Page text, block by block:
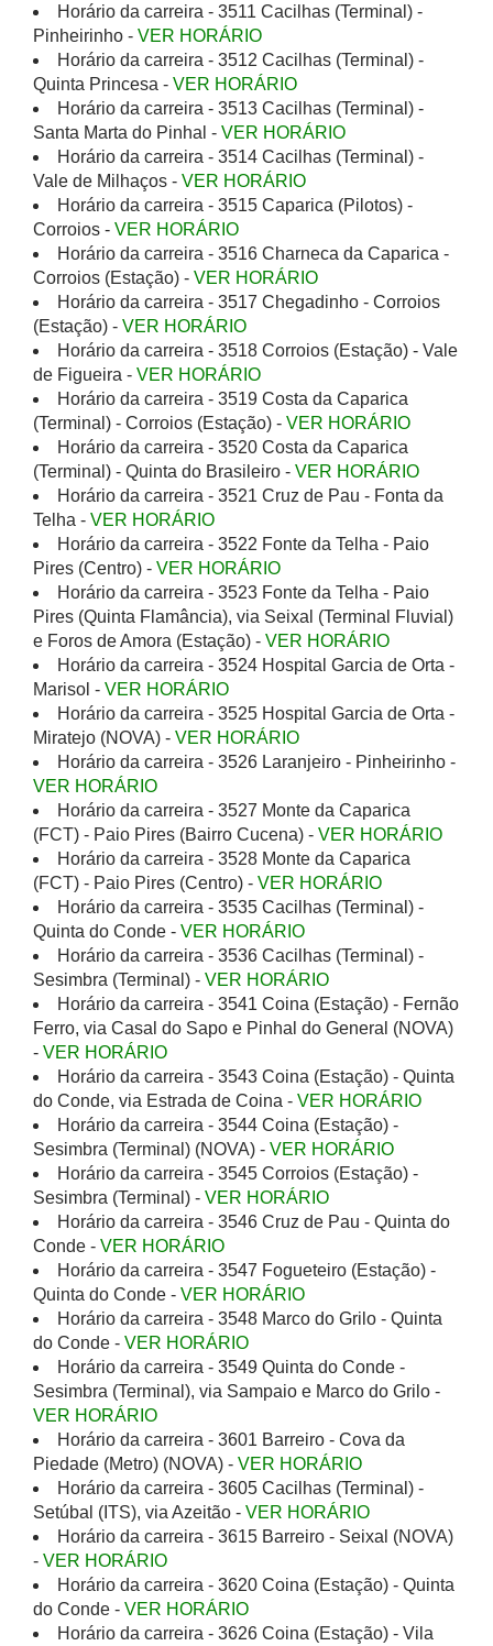
Horário da carreira - 3511 Cacilhas (Terminal) -
Pinheirinho - VER HORÁRIO
Horário da carreira - 3512 Cacilhas (Terminal) -
Quinta Princesa - VER HORÁRIO
Horário da carreira - 3513 Cacilhas (Terminal) -
Santa Marta do Pinhal - VER HORÁRIO
Horário da carreira - 3514 Cacilhas (Terminal) -
Vale de Milhaços - VER HORÁRIO
Horário da carreira - 3515 Caparica (Pilotos) -
Corroios - VER HORÁRIO
Horário da carreira - 3516 Charneca da Caparica -
Corroios (Estação) - VER HORÁRIO
Horário da carreira - 3517 Chegadinho - Corroios
(Estação) - VER HORÁRIO
Horário da carreira - 3518 Corroios (Estação) - Vale
de Figueira - VER HORÁRIO
Horário da carreira - 3519 Costa da Caparica
(Terminal) - Corroios (Estação) - VER HORÁRIO
Horário da carreira - 3520 Costa da Caparica
(Terminal) - Quinta do Brasileiro - VER HORÁRIO
Horário da carreira - 3521 Cruz de Pau - Fonta da
Telha - VER HORÁRIO
Horário da carreira - 3522 Fonte da Telha - Paio
Pires (Centro) - VER HORÁRIO
Horário da carreira - 3523 Fonte da Telha - Paio
Pires (Quinta Flamância), via Seixal (Terminal Fluvial)
e Foros de Amora (Estação) - VER HORÁRIO
Horário da carreira - 3524 Hospital Garcia de Orta -
Marisol - VER HORÁRIO
Horário da carreira - 3525 Hospital Garcia de Orta -
Miratejo (NOVA) - VER HORÁRIO
Horário da carreira - 3526 Laranjeiro - Pinheirinho -
VER HORÁRIO
Horário da carreira - 3527 Monte da Caparica
(FCT) - Paio Pires (Bairro Cucena) - VER HORÁRIO
Horário da carreira - 3528 Monte da Caparica
(FCT) - Paio Pires (Centro) - VER HORÁRIO
Horário da carreira - 3535 Cacilhas (Terminal) -
Quinta do Conde - VER HORÁRIO
Horário da carreira - 3536 Cacilhas (Terminal) -
Sesimbra (Terminal) - VER HORÁRIO
Horário da carreira - 3541 Coina (Estação) - Fernão
Ferro, via Casal do Sapo e Pinhal do General (NOVA)
- VER HORÁRIO
Horário da carreira - 3543 Coina (Estação) - Quinta
do Conde, via Estrada de Coina - VER HORÁRIO
Horário da carreira - 3544 Coina (Estação) -
Sesimbra (Terminal) (NOVA) - VER HORÁRIO
Horário da carreira - 3545 Corroios (Estação) -
Sesimbra (Terminal) - VER HORÁRIO
Horário da carreira - 3546 Cruz de Pau - Quinta do
Conde - VER HORÁRIO
Horário da carreira - 3547 Fogueteiro (Estação) -
Quinta do Conde - VER HORÁRIO
Horário da carreira - 3548 Marco do Grilo - Quinta
do Conde - VER HORÁRIO
Horário da carreira - 3549 Quinta do Conde -
Sesimbra (Terminal), via Sampaio e Marco do Grilo -
VER HORÁRIO
Horário da carreira - 3601 Barreiro - Cova da
Piedade (Metro) (NOVA) - VER HORÁRIO
Horário da carreira - 3605 Cacilhas (Terminal) -
Setúbal (ITS), via Azeitão - VER HORÁRIO
Horário da carreira - 3615 Barreiro - Seixal (NOVA)
- VER HORÁRIO
Horário da carreira - 3620 Coina (Estação) - Quinta
do Conde - VER HORÁRIO
Horário da carreira - 3626 Coina (Estação) - Vila